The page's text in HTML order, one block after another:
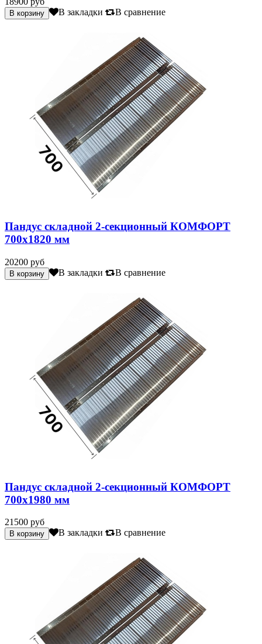
В закладки В сравнение
Пандус складной 2-секционный КОМФОРТ
700х1820 мм
20200 руб
В закладки В сравнение
Пандус складной 2-секционный КОМФОРТ
700х1980 мм
21500 руб
В закладки В сравнение